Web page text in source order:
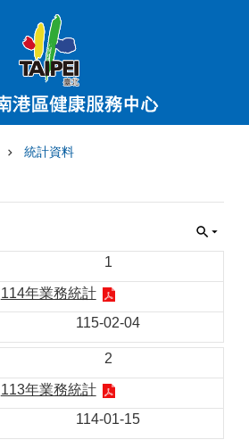
統計資料
1
114年業務統計
115-02-04
2
113年業務統計
114-01-15